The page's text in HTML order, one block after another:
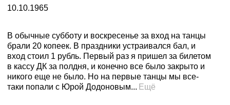
10.10.1965
В обычные субботу и воскресенье за вход на танцы
брали 20 копеек. В праздники устраивался бал, и
вход стоил 1 рубль. Первый раз я пришел за билетом
в кассу ДК за полдня, и конечно все было закрыто и
никого еще не было. Но на первые танцы мы все-
таки попали с Юрой Додоновым... Ещё